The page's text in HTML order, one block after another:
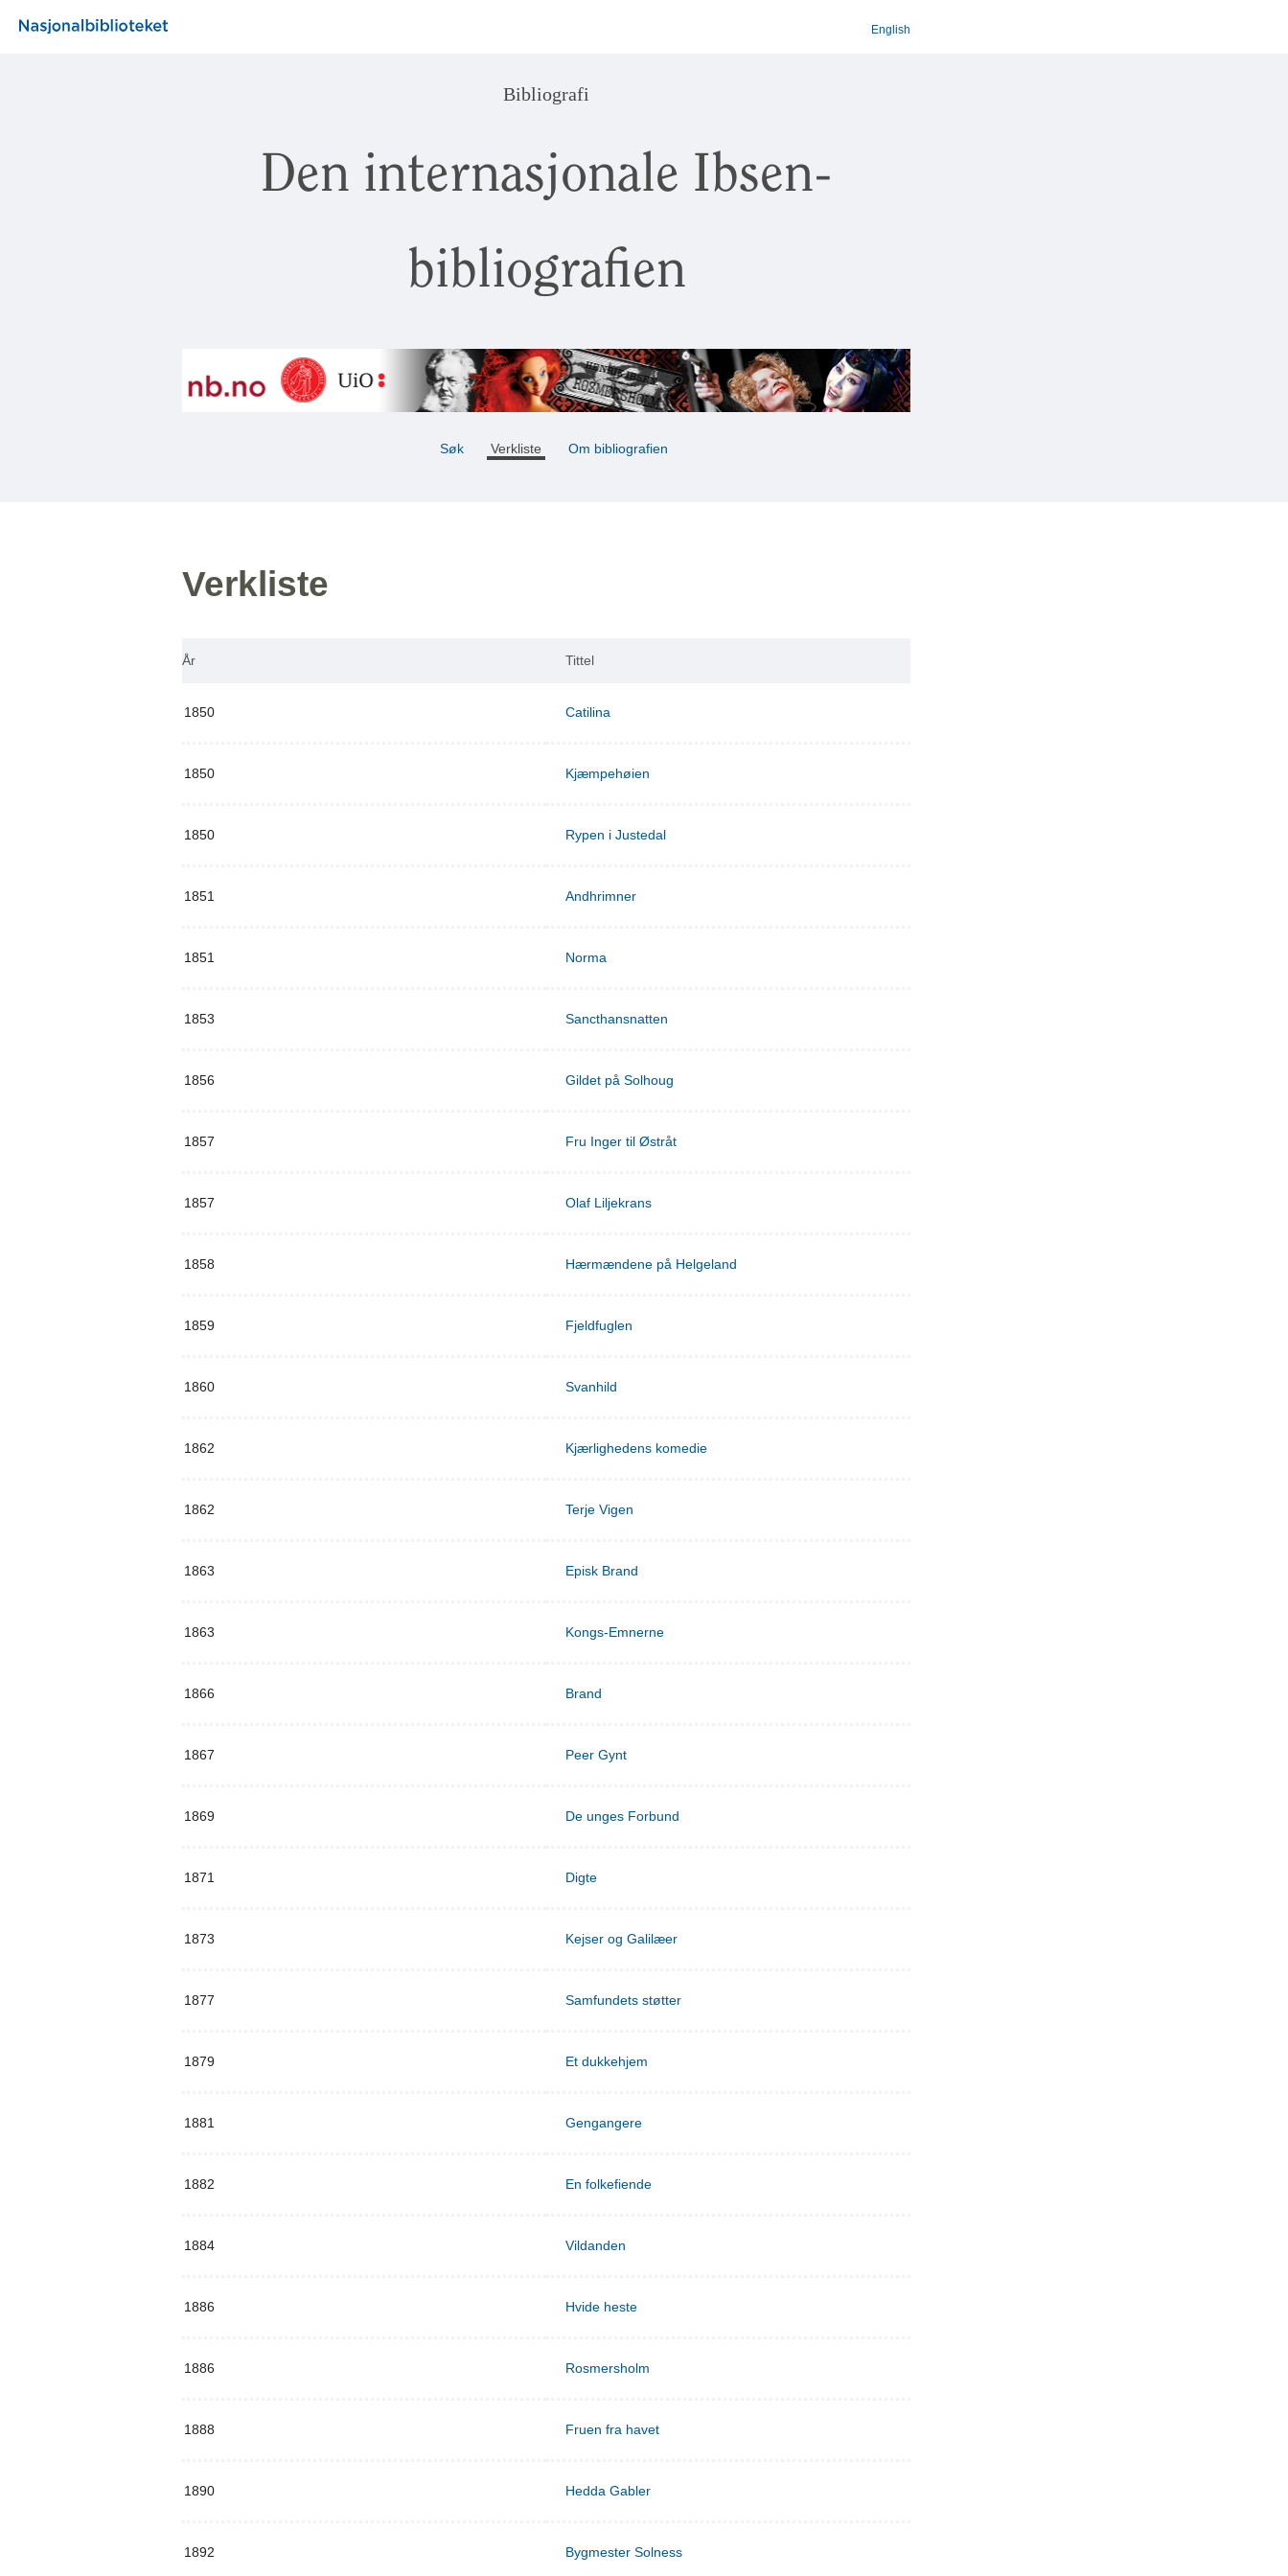
English
Bibliografi
Den internasjonale Ibsen-
bibliografien
Søk Verkliste Om bibliografien
Verkliste
År Tittel
1850 Catilina
1850 Kjæmpehøien
1850 Rypen i Justedal
1851 Andhrimner
1851 Norma
1853 Sancthansnatten
1856 Gildet på Solhoug
1857 Fru Inger til Østråt
1857 Olaf Liljekrans
1858 Hærmændene på Helgeland
1859 Fjeldfuglen
1860 Svanhild
1862 Kjærlighedens komedie
1862 Terje Vigen
1863 Episk Brand
1863 Kongs-Emnerne
1866 Brand
1867 Peer Gynt
1869 De unges Forbund
1871 Digte
1873 Kejser og Galilæer
1877 Samfundets støtter
1879 Et dukkehjem
1881 Gengangere
1882 En folkefiende
1884 Vildanden
1886 Hvide heste
1886 Rosmersholm
1888 Fruen fra havet
1890 Hedda Gabler
1892 Bygmester Solness